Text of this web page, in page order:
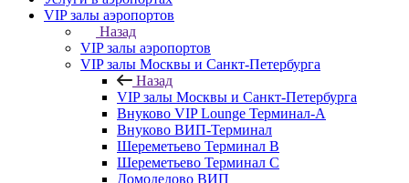
VIP залы аэропортов
Назад
VIP залы аэропортов
VIP залы Москвы и Санкт-Петербурга
Назад
VIP залы Москвы и Санкт-Петербурга
Внуково VIP Lounge Терминал-А
Внуково ВИП-Терминал
Шереметьево Терминал B
Шереметьево Терминал C
Домодедово ВИП